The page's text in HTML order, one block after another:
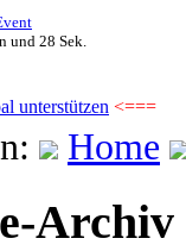
und 28 Sek.
unterstützen <===
Home